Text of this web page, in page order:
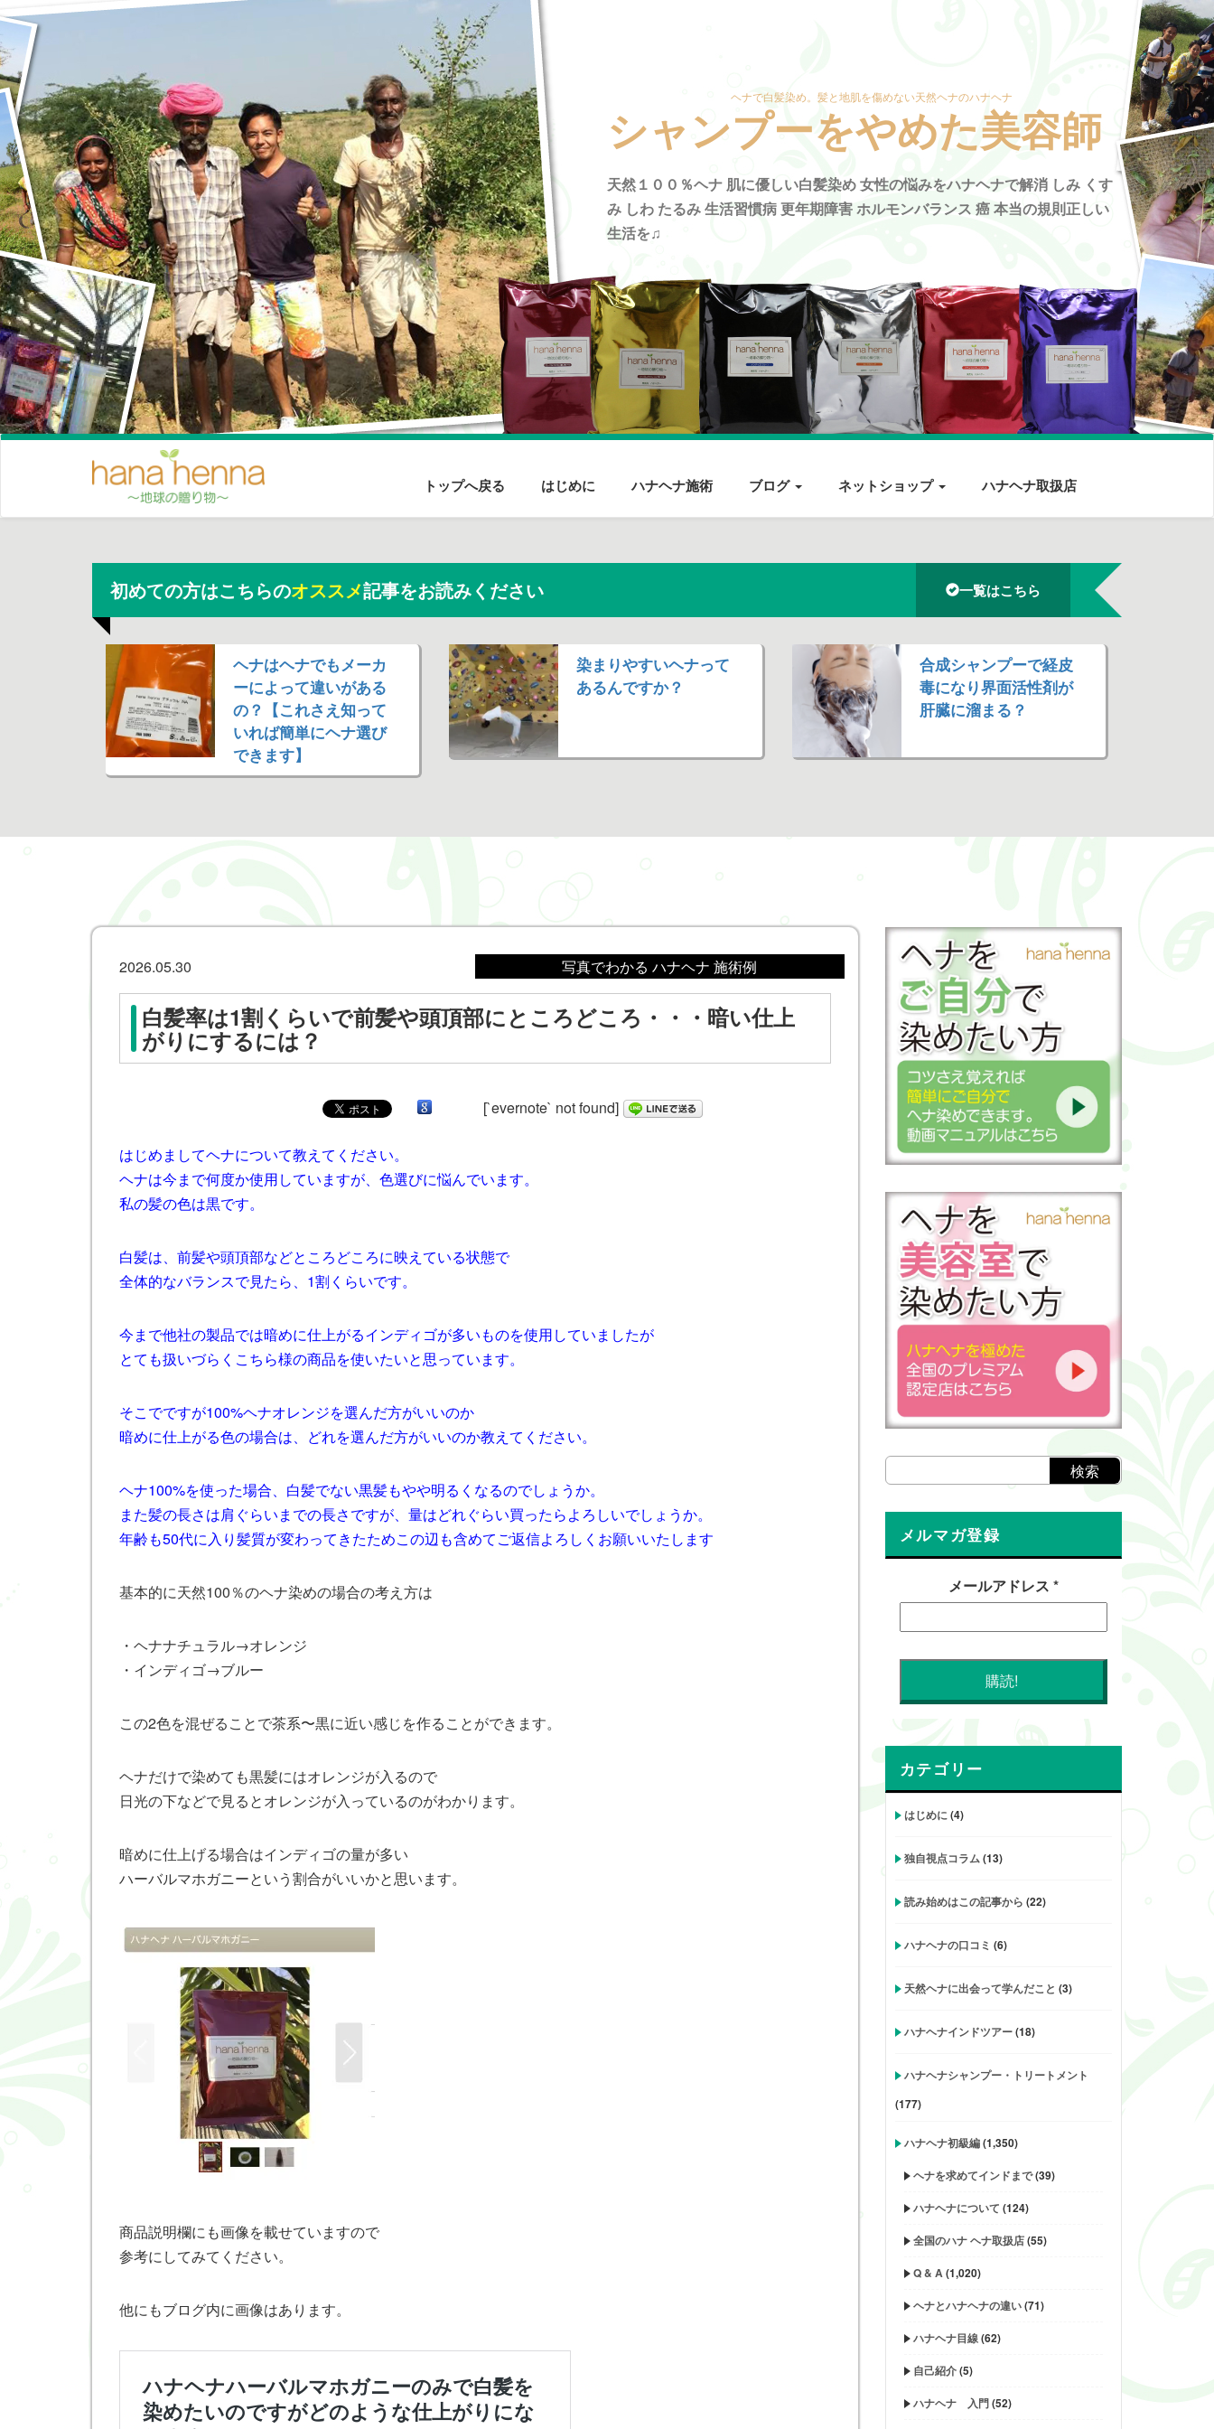
ヘナで白髪染め。髪と地肌を傷めない天然ヘナのハナヘナ
シャンプーをやめた美容師
天然１００％ヘナ 肌に優しい白髪染め 女性の悩みをハナヘナで解消 しみ くす
み しわ たるみ 生活習慣病 更年期障害 ホルモンバランス 癌 本当の規則正しい
生活を♫
トップへ戻る はじめに ハナヘナ施術 ブログ ネットショップ ハナヘナ取扱店
初めての方はこちらのオススメ記事をお読みください 一覧はこちら
ヘナはヘナでもメーカ
ーによって違いがある
の？【これさえ知って
いれば簡単にヘナ選び
できます】
染まりやすいヘナって
あるんですか？
合成シャンプーで経皮
毒になり界面活性剤が
肝臓に溜まる？
2026.05.30 写真でわかる ハナヘナ 施術例
白髪率は1割くらいで前髪や頭頂部にところどころ・・・暗い仕上
がりにするには？
[`evernote` not found]
はじめましてヘナについて教えてください。
ヘナは今まで何度か使用していますが、色選びに悩んでいます。
私の髪の色は黒です。
白髪は、前髪や頭頂部などところどころに映えている状態で
全体的なバランスで見たら、1割くらいです。
今まで他社の製品では暗めに仕上がるインディゴが多いものを使用していましたが
とても扱いづらくこちら様の商品を使いたいと思っています。
そこでですが100%ヘナオレンジを選んだ方がいいのか
暗めに仕上がる色の場合は、どれを選んだ方がいいのか教えてください。
ヘナ100%を使った場合、白髪でない黒髪もやや明るくなるのでしょうか。
また髪の長さは肩ぐらいまでの長さですが、量はどれぐらい買ったらよろしいでしょうか。
年齢も50代に入り髪質が変わってきたためこの辺も含めてご返信よろしくお願いいたします
基本的に天然100％のヘナ染めの場合の考え方は
・ヘナナチュラル→オレンジ
・インディゴ→ブルー
この2色を混ぜることで茶系〜黒に近い感じを作ることができます。
ヘナだけで染めても黒髪にはオレンジが入るので
日光の下などで見るとオレンジが入っているのがわかります。
暗めに仕上げる場合はインディゴの量が多い
ハーバルマホガニーという割合がいいかと思います。
商品説明欄にも画像を載せていますので
参考にしてみてください。
他にもブログ内に画像はあります。
メルマガ登録
メールアドレス *
カテゴリー
はじめに(4)
独自視点コラム(13)
読み始めはこの記事から (22)
ハナヘナの口コミ (6)
天然ヘナに出会って学んだこと (3)
ハナヘナインドツアー(18)
ハナヘナシャンプー・トリートメント
(177)
ハナヘナ初級編(1,350)
ヘナを求めてインドまで(39)
ハナヘナについて (124)
全国のハナ ヘナ取扱店(55)
Q & A(1,020)
ヘナとハナヘナの違い(71)
ハナヘナ目線(62)
自己紹介(5)
ハナヘナ 入門(52)